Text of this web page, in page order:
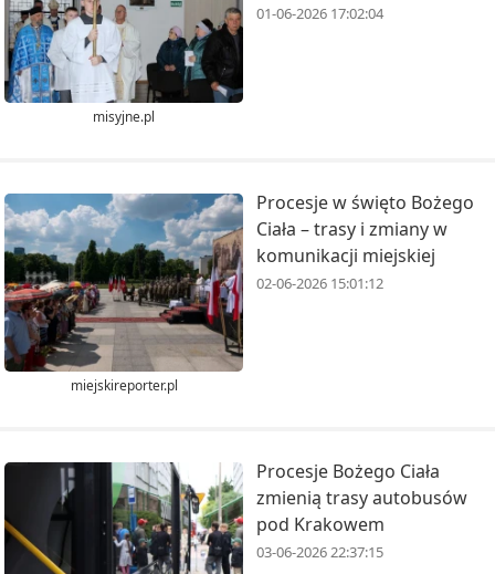
misyjne.pl
01-06-2026 17:02:04
miejskireporter.pl
Procesje w święto Bożego
Ciała – trasy i zmiany w
komunikacji miejskiej
02-06-2026 15:01:12
Procesje Bożego Ciała
zmienią trasy autobusów
pod Krakowem
03-06-2026 22:37:15